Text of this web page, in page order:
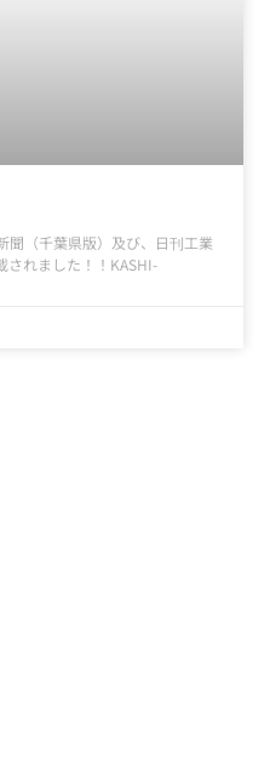
聞（千葉県版）及び、日刊工業
されました！！KASHI-